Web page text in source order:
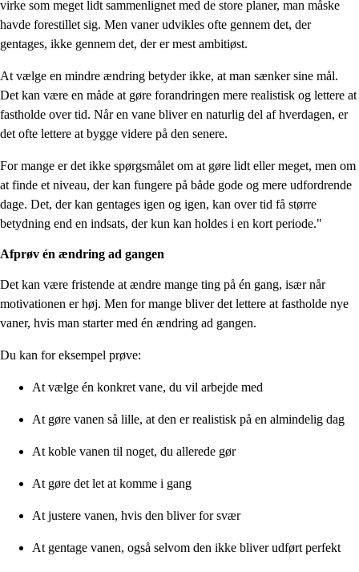
virke som meget lidt sammenlignet med de store planer, man måske
havde forestillet sig. Men vaner udvikles ofte gennem det, der
gentages, ikke gennem det, der er mest ambitiøst.
At vælge en mindre ændring betyder ikke, at man sænker sine mål.
Det kan være en måde at gøre forandringen mere realistisk og lettere at
fastholde over tid. Når en vane bliver en naturlig del af hverdagen, er
det ofte lettere at bygge videre på den senere.
For mange er det ikke spørgsmålet om at gøre lidt eller meget, men om
at finde et niveau, der kan fungere på både gode og mere udfordrende
dage. Det, der kan gentages igen og igen, kan over tid få større
betydning end en indsats, der kun kan holdes i en kort periode."
Afprøv én ændring ad gangen
Det kan være fristende at ændre mange ting på én gang, især når
motivationen er høj. Men for mange bliver det lettere at fastholde nye
vaner, hvis man starter med én ændring ad gangen.
Du kan for eksempel prøve:
At vælge én konkret vane, du vil arbejde med
At gøre vanen så lille, at den er realistisk på en almindelig dag
At koble vanen til noget, du allerede gør
At gøre det let at komme i gang
At justere vanen, hvis den bliver for svær
At gentage vanen, også selvom den ikke bliver udført perfekt